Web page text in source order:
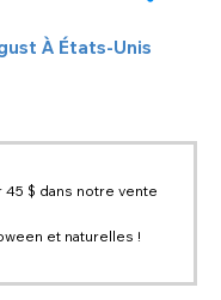
À États-Unis
$ dans notre vente
et naturelles !